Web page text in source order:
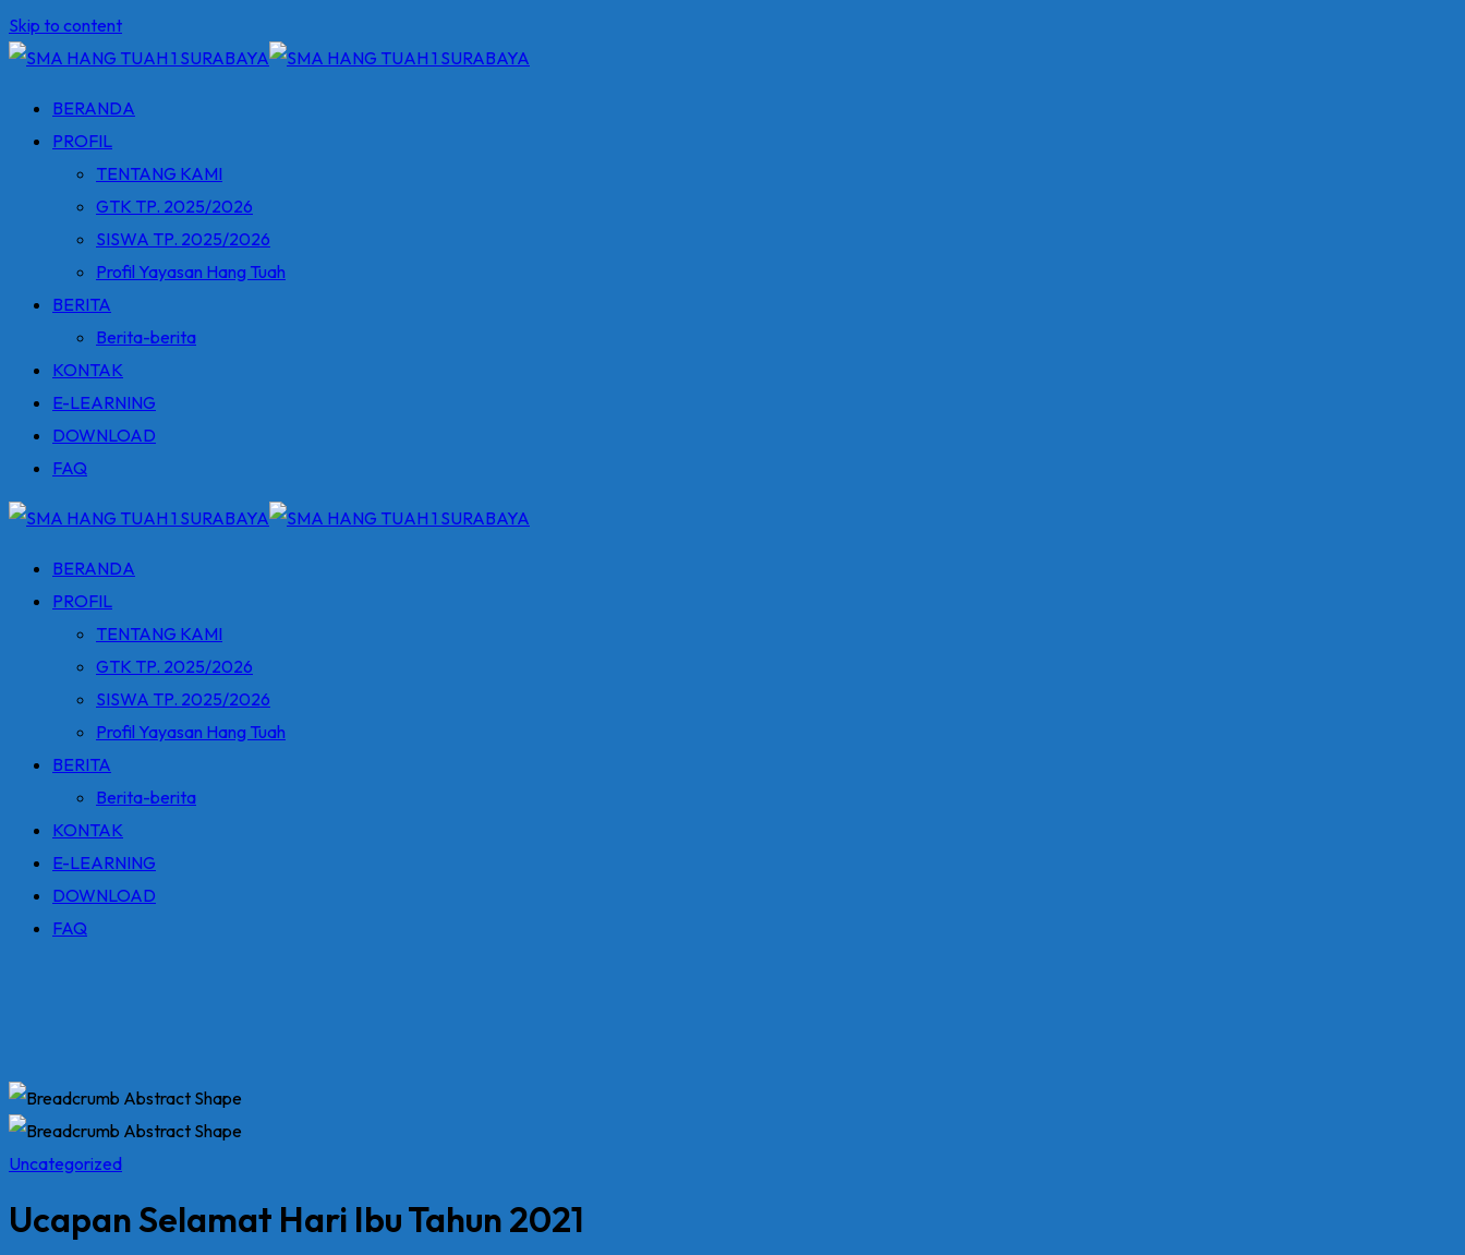
Skip to content
BERANDA
PROFIL
TENTANG KAMI
GTK TP. 2025/2026
SISWA TP. 2025/2026
Profil Yayasan Hang Tuah
BERITA
Berita-berita
KONTAK
E-LEARNING
DOWNLOAD
FAQ
BERANDA
PROFIL
TENTANG KAMI
GTK TP. 2025/2026
SISWA TP. 2025/2026
Profil Yayasan Hang Tuah
BERITA
Berita-berita
KONTAK
E-LEARNING
DOWNLOAD
FAQ
Uncategorized
Ucapan Selamat Hari Ibu Tahun 2021